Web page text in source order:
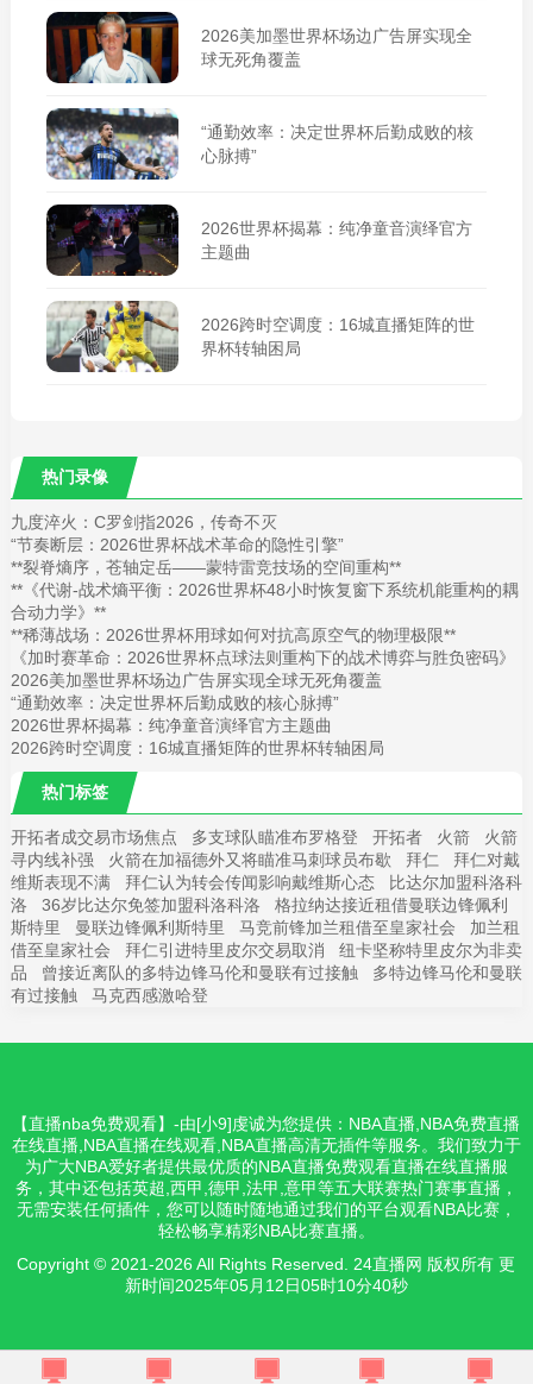
2026美加墨世界杯场边广告屏实现全
球无死角覆盖
“通勤效率：决定世界杯后勤成败的核
心脉搏”
2026世界杯揭幕：纯净童音演绎官方
主题曲
2026跨时空调度：16城直播矩阵的世
界杯转轴困局
热门录像
九度淬火：C罗剑指2026，传奇不灭
“节奏断层：2026世界杯战术革命的隐性引擎”
**裂脊熵序，苍轴定岳——蒙特雷竞技场的空间重构**
**《代谢-战术熵平衡：2026世界杯48小时恢复窗下系统机能重构的耦
合动力学》**
**稀薄战场：2026世界杯用球如何对抗高原空气的物理极限**
《加时赛革命：2026世界杯点球法则重构下的战术博弈与胜负密码》
2026美加墨世界杯场边广告屏实现全球无死角覆盖
“通勤效率：决定世界杯后勤成败的核心脉搏”
2026世界杯揭幕：纯净童音演绎官方主题曲
2026跨时空调度：16城直播矩阵的世界杯转轴困局
热门标签
开拓者成交易市场焦点 多支球队瞄准布罗格登 开拓者 火箭
火箭
寻内线补强
火箭在加福德外又将瞄准马刺球员布歇 拜仁
拜仁对戴
维斯表现不满
拜仁认为转会传闻影响戴维斯心态
比达尔加盟科洛科
洛
36岁比达尔免签加盟科洛科洛
格拉纳达接近租借曼联边锋佩利
斯特里
曼联边锋佩利斯特里 马竞前锋加兰租借至皇家社会
加兰租
借至皇家社会
拜仁引进特里皮尔交易取消
纽卡坚称特里皮尔为非卖
品
曾接近离队的多特边锋马伦和曼联有过接触
多特边锋马伦和曼联
有过接触
马克西感激哈登
【直播nba免费观看】-由[小9]虔诚为您提供：NBA直播,NBA免费直播
在线直播,NBA直播在线观看,NBA直播高清无插件等服务。我们致力于
为广大NBA爱好者提供最优质的NBA直播免费观看直播在线直播服
务，其中还包括英超,西甲,德甲,法甲,意甲等五大联赛热门赛事直播，
无需安装任何插件，您可以随时随地通过我们的平台观看NBA比赛，
轻松畅享精彩NBA比赛直播。
Copyright © 2021-2026 All Rights Reserved. 24直播网 版权所有 更
新时间2025年05月12日05时10分40秒